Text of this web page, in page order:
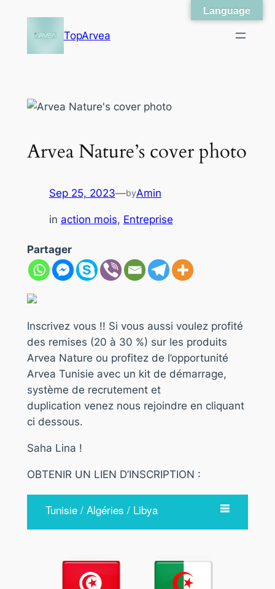
TopArvea
Arvea Nature’s cover photo
Sep 25, 2023—byAmin
in action mois, Entreprise
Partager
Inscrivez vous !! Si vous aussi voulez profité
des remises (20 à 30 %) sur les produits
Arvea Nature ou profitez de l’opportunité
Arvea Tunisie avec un kit de démarrage,
système de recrutement et
duplication venez nous rejoindre en cliquant
ci dessous.
Saha Lina !
OBTENIR UN LIEN D’INSCRIPTION :
Tunisie / Algéries / Libya
Language